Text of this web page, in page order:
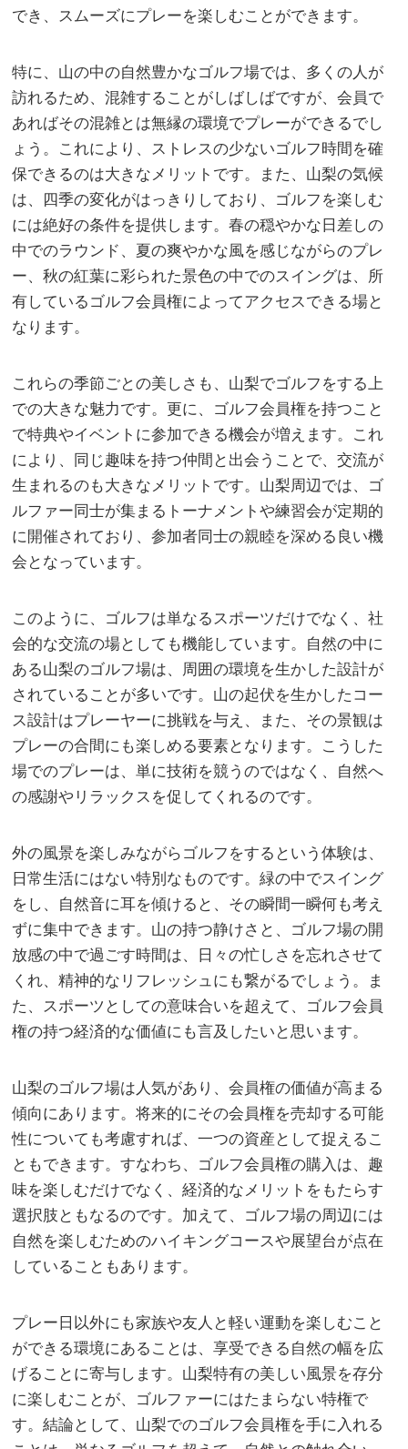
でき、スムーズにプレーを楽しむことができます。
特に、山の中の自然豊かなゴルフ場では、多くの人が
訪れるため、混雑することがしばしばですが、会員で
あればその混雑とは無縁の環境でプレーができるでし
ょう。これにより、ストレスの少ないゴルフ時間を確
保できるのは大きなメリットです。また、山梨の気候
は、四季の変化がはっきりしており、ゴルフを楽しむ
には絶好の条件を提供します。春の穏やかな日差しの
中でのラウンド、夏の爽やかな風を感じながらのプレ
ー、秋の紅葉に彩られた景色の中でのスイングは、所
有しているゴルフ会員権によってアクセスできる場と
なります。
これらの季節ごとの美しさも、山梨でゴルフをする上
での大きな魅力です。更に、ゴルフ会員権を持つこと
で特典やイベントに参加できる機会が増えます。これ
により、同じ趣味を持つ仲間と出会うことで、交流が
生まれるのも大きなメリットです。山梨周辺では、ゴ
ルファー同士が集まるトーナメントや練習会が定期的
に開催されており、参加者同士の親睦を深める良い機
会となっています。
このように、ゴルフは単なるスポーツだけでなく、社
会的な交流の場としても機能しています。自然の中に
ある山梨のゴルフ場は、周囲の環境を生かした設計が
されていることが多いです。山の起伏を生かしたコー
ス設計はプレーヤーに挑戦を与え、また、その景観は
プレーの合間にも楽しめる要素となります。こうした
場でのプレーは、単に技術を競うのではなく、自然へ
の感謝やリラックスを促してくれるのです。
外の風景を楽しみながらゴルフをするという体験は、
日常生活にはない特別なものです。緑の中でスイング
をし、自然音に耳を傾けると、その瞬間一瞬何も考え
ずに集中できます。山の持つ静けさと、ゴルフ場の開
放感の中で過ごす時間は、日々の忙しさを忘れさせて
くれ、精神的なリフレッシュにも繋がるでしょう。ま
た、スポーツとしての意味合いを超えて、ゴルフ会員
権の持つ経済的な価値にも言及したいと思います。
山梨のゴルフ場は人気があり、会員権の価値が高まる
傾向にあります。将来的にその会員権を売却する可能
性についても考慮すれば、一つの資産として捉えるこ
ともできます。すなわち、ゴルフ会員権の購入は、趣
味を楽しむだけでなく、経済的なメリットをもたらす
選択肢ともなるのです。加えて、ゴルフ場の周辺には
自然を楽しむためのハイキングコースや展望台が点在
していることもあります。
プレー日以外にも家族や友人と軽い運動を楽しむこと
ができる環境にあることは、享受できる自然の幅を広
げることに寄与します。山梨特有の美しい風景を存分
に楽しむことが、ゴルファーにはたまらない特権で
す。結論として、山梨でのゴルフ会員権を手に入れる